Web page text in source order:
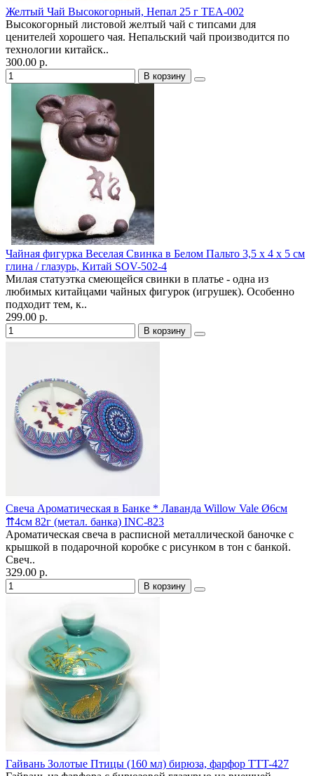
Желтый Чай Высокогорный, Непал 25 г TEA-002
Высокогорный листовой желтый чай с типсами для
ценителей хорошего чая. Непальский чай производится по
технологии китайск..
300.00 р.
В корзину
Чайная фигурка Веселая Свинка в Белом Пальто 3,5 х 4 х 5 см
глина / глазурь, Китай SOV-502-4
Милая статуэтка смеющейся свинки в платье - одна из
любимых китайцами чайных фигурок (игрушек). Особенно
подходит тем, к..
299.00 р.
В корзину
Свеча Ароматическая в Банке * Лаванда Willow Vale Ø6см
⇈4cм 82г (метал. банка) INC-823
Ароматическая свеча в расписной металлической баночке с
крышкой в подарочной коробке с рисунком в тон с банкой.
Свеч..
329.00 р.
В корзину
Гайвань Золотые Птицы (160 мл) бирюза, фарфор TTT-427